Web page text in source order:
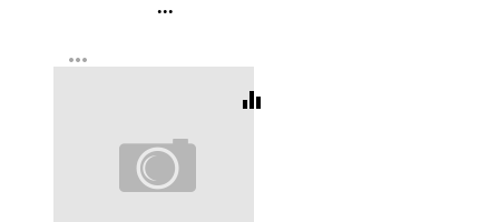
...
Регистрация
more_horiz
equalizer